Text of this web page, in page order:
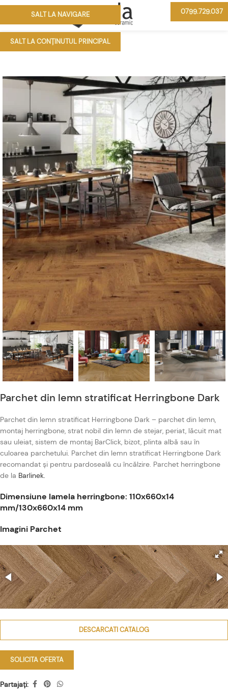
SALT LA NAVIGARE
SALT LA CONȚINUTUL PRINCIPAL
0799.729.037
Parchet din lemn stratificat Herringbone Dark
Parchet din lemn stratificat Herringbone Dark – parchet din lemn,
montaj herringbone, strat nobil din lemn de stejar, periat, lăcuit mat
sau uleiat, sistem de montaj BarClick, bizot, plinta albă sau în
culoarea parchetului. Parchet din lemn stratificat Herringbone Dark
recomandat și pentru pardoseală cu încălzire. Parchet herringbone
de la Barlinek.
Dimensiune lamela herringbone: 110x660x14
mm/130x660x14 mm
Imagini Parchet
DESCARCATI CATALOG
SOLICITA OFERTA
Partajați: